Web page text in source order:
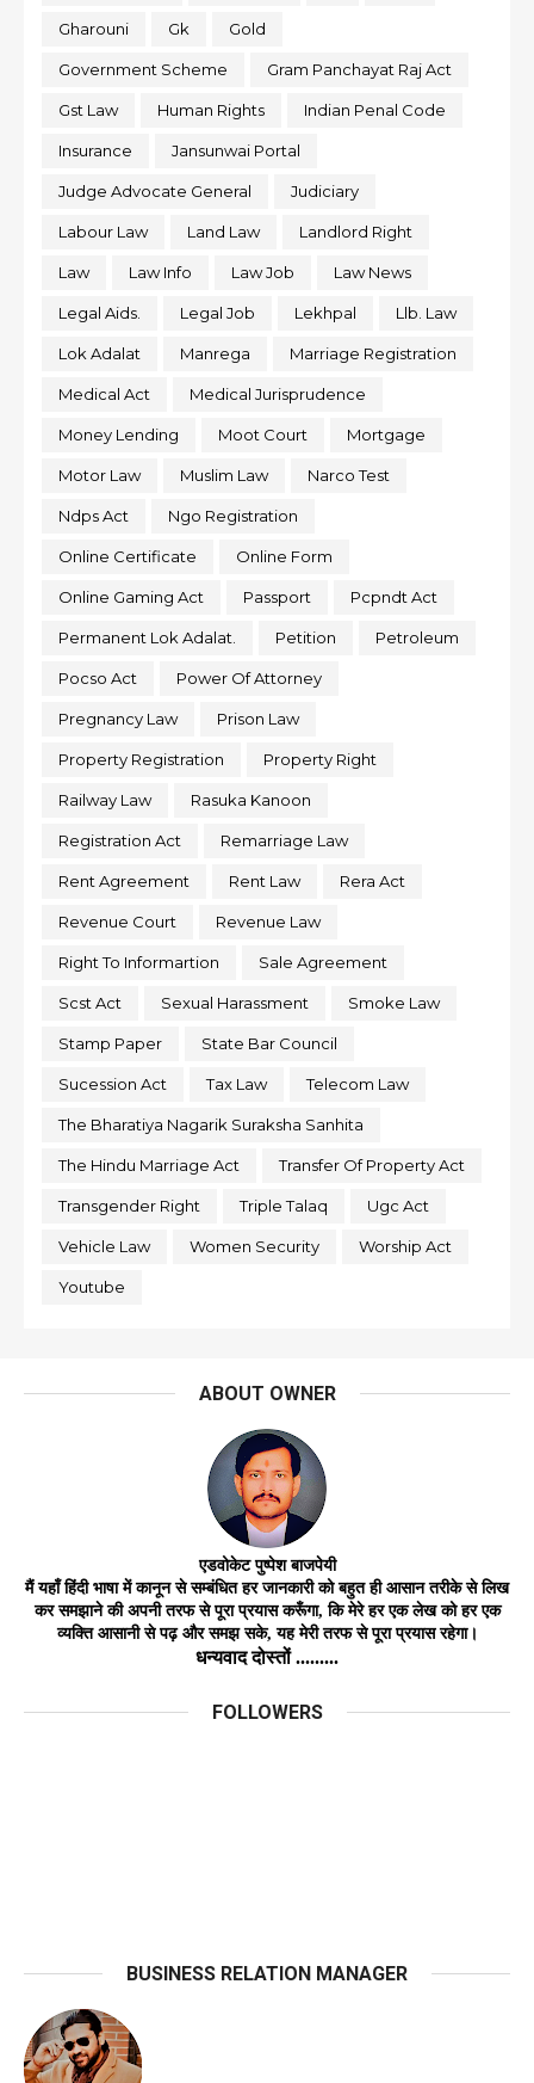
Gharouni Gk Gold
Government Scheme Gram Panchayat Raj Act
Gst Law Human Rights Indian Penal Code
Insurance Jansunwai Portal
Judge Advocate General Judiciary
Labour Law Land Law Landlord Right
Law Law Info Law Job Law News
Legal Aids. Legal Job Lekhpal Llb. Law
Lok Adalat Manrega Marriage Registration
Medical Act Medical Jurisprudence
Money Lending Moot Court Mortgage
Motor Law Muslim Law Narco Test
Ndps Act Ngo Registration
Online Certificate Online Form
Online Gaming Act Passport Pcpndt Act
Permanent Lok Adalat. Petition Petroleum
Pocso Act Power Of Attorney
Pregnancy Law Prison Law
Property Registration Property Right
Railway Law Rasuka Kanoon
Registration Act Remarriage Law
Rent Agreement Rent Law Rera Act
Revenue Court Revenue Law
Right To Informartion Sale Agreement
Scst Act Sexual Harassment Smoke Law
Stamp Paper State Bar Council
Sucession Act Tax Law Telecom Law
The Bharatiya Nagarik Suraksha Sanhita
The Hindu Marriage Act Transfer Of Property Act
Transgender Right Triple Talaq Ugc Act
Vehicle Law Women Security Worship Act
Youtube
ABOUT OWNER
एडवोकेट पुष्पेश बाजपेयी
मैं यहाँ हिंदी भाषा में कानून से सम्बंधित हर जानकारी को बहुत ही आसान तरीके से लिख
कर समझाने की अपनी तरफ से पूरा प्रयास करूँगा, कि मेरे हर एक लेख को हरएक
व्यक्ति आसानी सेपढ़ और समझसके,यह मेरी तरफ से पूरा प्रयास रहेगा।
धन्यवाद दोस्तों .........
FOLLOWERS
BUSINESS RELATION MANAGER